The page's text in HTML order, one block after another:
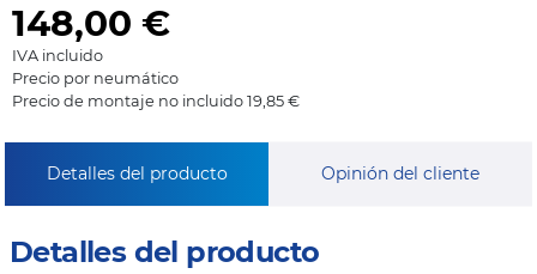
148,00 €
IVA incluido
Precio por neumático
Precio de montaje no incluido 19,85 €
Detalles del producto Opinión del cliente
Detalles del producto